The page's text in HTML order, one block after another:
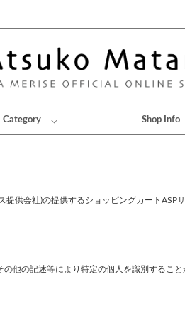
Category Shop Info
提供会社)の提供するショッピングカートASP
他の記述等により特定の個人を識別する